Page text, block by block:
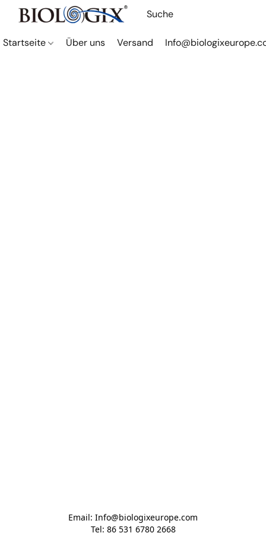
Startseite Über uns Versand
Email: Info@biologixeurope.com
Tel: 86 531 6780 2668